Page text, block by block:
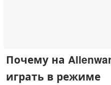
Почему на
играть в режиме